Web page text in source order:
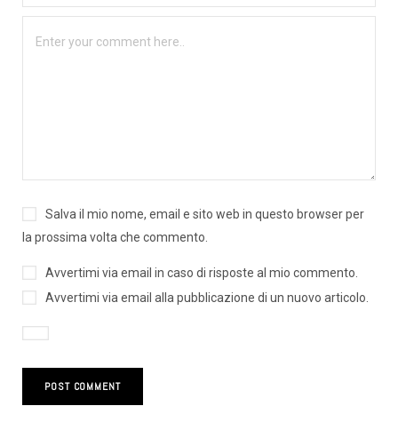
Salva il mio nome, email e sito web in questo browser per
la prossima volta che commento.
Avvertimi via email in caso di risposte al mio commento.
Avvertimi via email alla pubblicazione di un nuovo articolo.